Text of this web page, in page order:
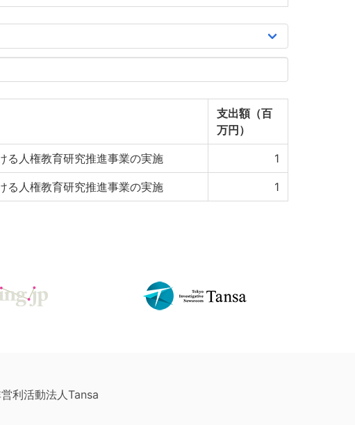
支出額（百
万円）
る人権教育研究推進事業の実施 1
る人権教育研究推進事業の実施 1
利活動法人Tansa